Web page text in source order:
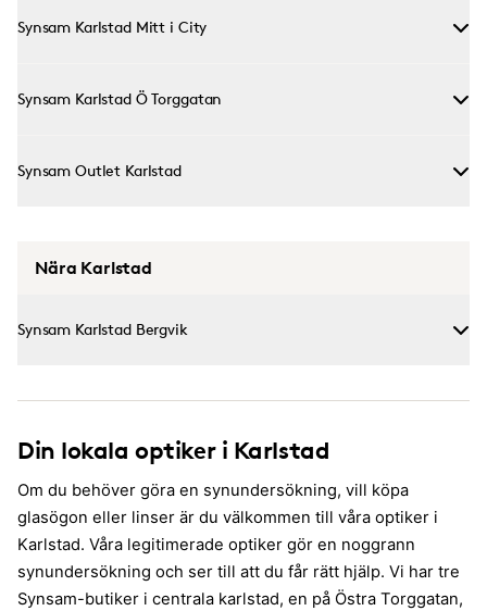
Synsam Karlstad Mitt i City
Synsam Karlstad Ö Torggatan
Synsam Outlet Karlstad
Nära Karlstad
Synsam Karlstad Bergvik
Din lokala optiker i Karlstad
Om du behöver göra en synundersökning, vill köpa
glasögon eller linser är du välkommen till våra optiker i
Karlstad. Våra legitimerade optiker gör en noggrann
synundersökning och ser till att du får rätt hjälp. Vi har tre
Synsam-butiker i centrala karlstad, en på Östra Torggatan,